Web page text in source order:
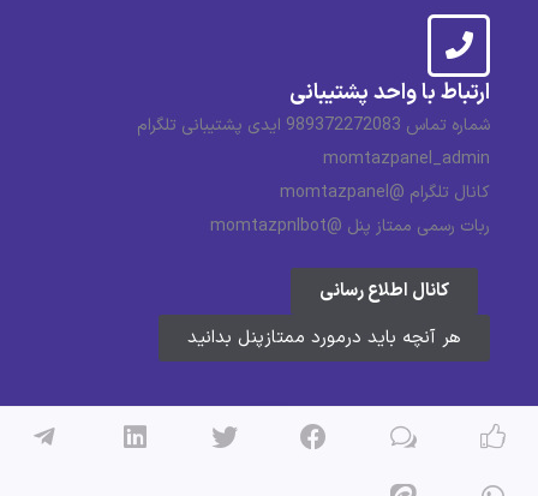
ارتباط با واحد پشتیبانی
شماره تماس 989372272083 ایدی پشتیبانی تلگرام
momtazpanel_admin
کانال تلگرام @momtazpanel
ربات رسمی ممتاز پنل @momtazpnlbot
کانال اطلاع رسانی
هر آنچه باید درمورد ممتازپنل بدانید